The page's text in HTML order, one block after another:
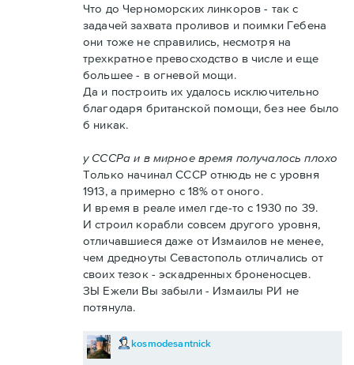
Что до Черноморских линкоров - так с
задачей захвата проливов и поимки Гебена
они тоже не справились, несмотря на
трехкратное превосходство в числе и еще
большее - в огневой мощи.
Да и построить их удалось исключительно
благодаря британской помощи, без нее было
б никак.
у СССРа и в мирное время получалось плохо
Только начинал СССР отнюдь не с уровня
1913, а примерно с 18% от оного.
И время в реале имел где-то с 1930 по 39.
И строил корабли совсем другого уровня,
отличавшиеся даже от Измаилов не менее,
чем дредноуты Севастополь отличались от
своих тезок - эскадренных броненосцев.
ЗЫ Ежели Вы забыли - Измаилы РИ не
потянула.
kosmodesantnick